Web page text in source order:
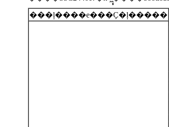
���ļ����е���Ҫ�ļ�����